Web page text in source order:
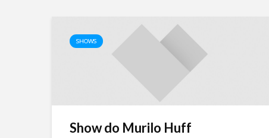
SHOWS
Show do Murilo Huff